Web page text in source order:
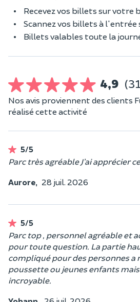
Recevez vos billets sur votre
Scannez vos billets à
Billets valables toute la
4,9
Nos avis proviennent des clients
réalisé cette activité
5/5
Parc très agréable J’ai apprécier
Aurore, 28 juil. 2026
5/5
Parc top , personnel agréable et
pour toute question. La partie
compliqué pour des personnes
poussette ou jeunes enfants
incroyable.